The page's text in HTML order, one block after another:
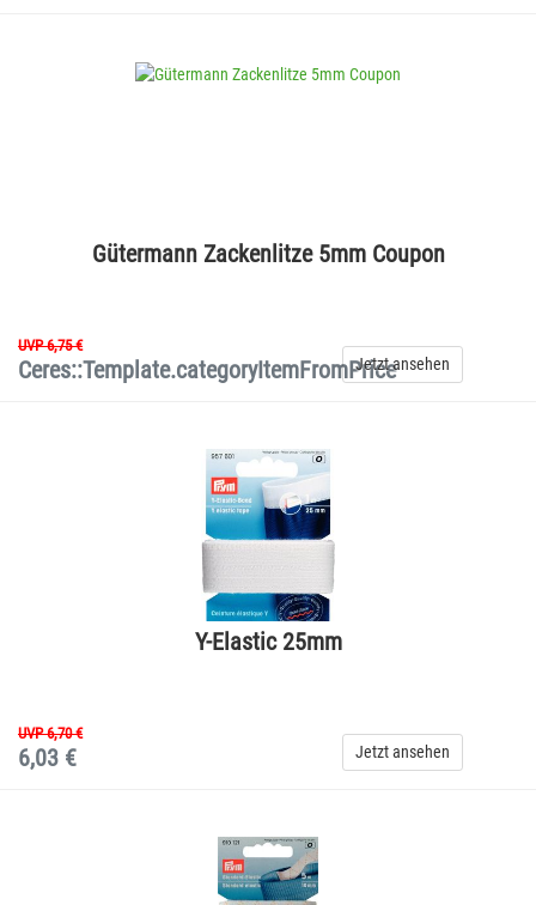
Gütermann Zackenlitze 5mm Coupon
UVP 6,75 €
Ceres::Template.categoryItemFromPriceJetzt ansehen
Y-Elastic 25mm
UVP 6,70 €
6,03 € Jetzt ansehen